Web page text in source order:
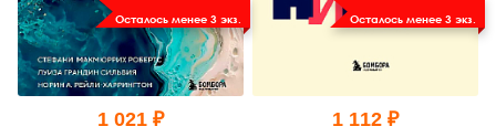
Осталось менее 3 экз.
1 021 ₽
Осталось менее 3 экз.
1 112 ₽